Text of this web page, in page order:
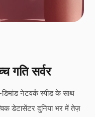
गति सर्वर
नेटवर्क स्पीड के साथ
डेटासेंटर दुनिया भर में तेज़